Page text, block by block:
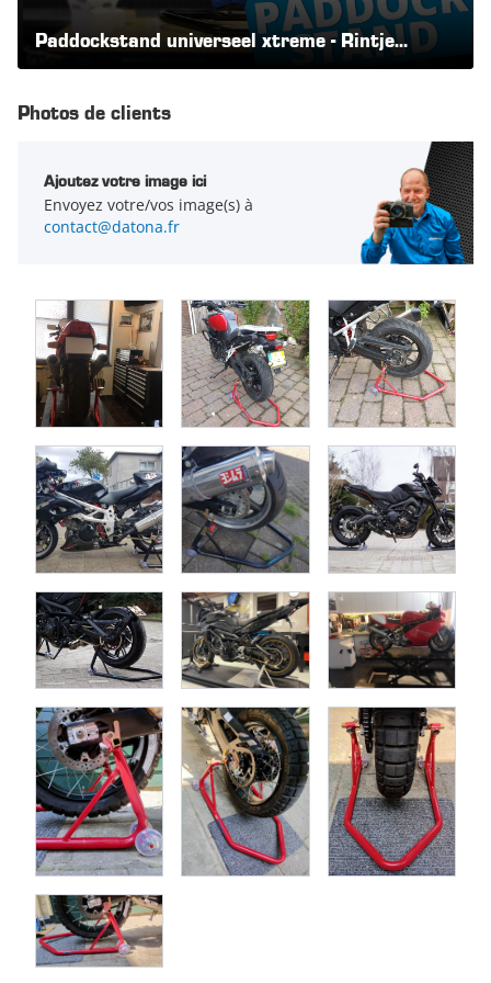
adaptateurs universels pour des béquilles d'atelier. Idéal si
vous avez plusieurs motos, ou si vous acheterez un autre
moto à l'avenir. Le support de paddock "Xtreme" est
Paddockstand universeel xtreme - Rintje
Photos de clients
Ajoutez votre image ici
Envoyez votre/vos image(s) à
contact@datona.fr